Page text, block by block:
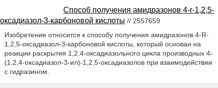
Способ получения амидразонов 4-r-1,2,5-
оксадиазол-3-карбоновой кислоты // 2557659
Изобретение относится к способу получения амидразонов 4-R-
1,2,5-оксадиазол-3-карбоновой кислоты, который основан на
реакции раскрытия 1,2,4-оксадиазольного цикла производных 4-
(1,2,4-оксадиазол-3-ил)-1,2,5-оксадиазолов при взаимодействии
с гидразином.